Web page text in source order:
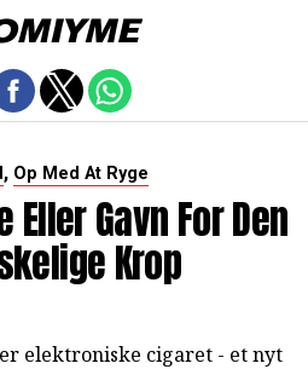
, Op Med At Ryge
Eller Gavn For Den
Krop
elektroniske cigaret - et nyt